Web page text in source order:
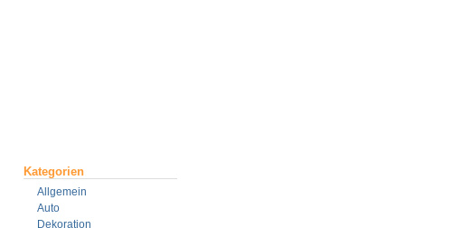
Kategorien
Allgemein
Auto
Dekoration